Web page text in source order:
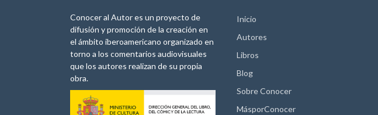
Conocer al Autor es un proyecto de
difusión y promoción de la creación en
el ámbito iberoamericano organizado en
torno a los comentarios audiovisuales
que los autores realizan de su propia
obra.
Inicio
Autores
Libros
Blog
Sobre Conocer
MásporConocer